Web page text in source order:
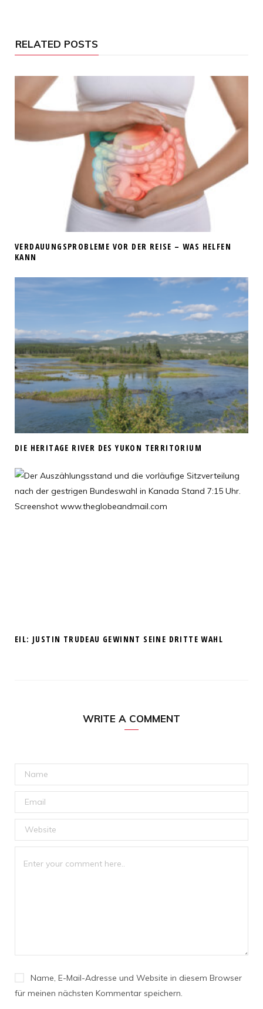
RELATED POSTS
VERDAUUNGSPROBLEME VOR DER REISE – WAS HELFEN
KANN
DIE HERITAGE RIVER DES YUKON TERRITORIUM
EIL: JUSTIN TRUDEAU GEWINNT SEINE DRITTE WAHL
WRITE A COMMENT
Name, E-Mail-Adresse und Website in diesem Browser
für meinen nächsten Kommentar speichern.